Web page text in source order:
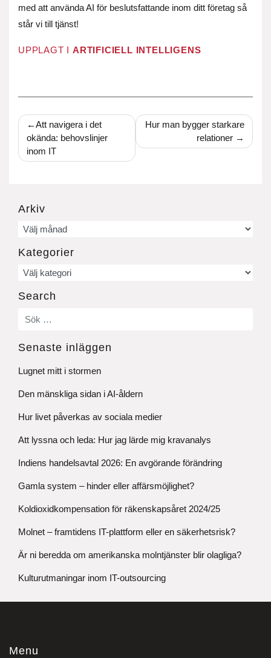
med att använda AI för beslutsfattande inom ditt företag så
står vi till tjänst!
UPPLAGT I ARTIFICIELL INTELLIGENS
Inläggsnavigering
Att navigera i det
okända: behovslinjer
inom IT
Hur man bygger starkare
relationer
Arkiv
Arkiv
Kategorier
Kategorier
Search
Senaste inläggen
Lugnet mitt i stormen
Den mänskliga sidan i AI-åldern
Hur livet påverkas av sociala medier
Att lyssna och leda: Hur jag lärde mig kravanalys
Indiens handelsavtal 2026: En avgörande förändring
Gamla system – hinder eller affärsmöjlighet?
Koldioxidkompensation för räkenskapsåret 2024/25
Molnet – framtidens IT-plattform eller en säkerhetsrisk?
Är ni beredda om amerikanska molntjänster blir olagliga?
Kulturutmaningar inom IT-outsourcing
Menu